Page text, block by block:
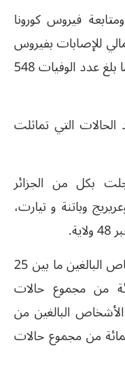
فيروس كورونا
للإصابات بفيروس
كورونا المستجد إلى 7019 حالة، بينما بلغ عدد الوفيات 548
التي تماثلت
بكل من الجزائر
وباتنة و تيارت،
وبالنسبة للفئات العمرية، فإن الأشخاص البالغين ما بين 25
نسبة 57 بالمائة من مجموع حالات
البالغين من
سنة فما فوق نسبة 67 بالمائة من مجموع حالات